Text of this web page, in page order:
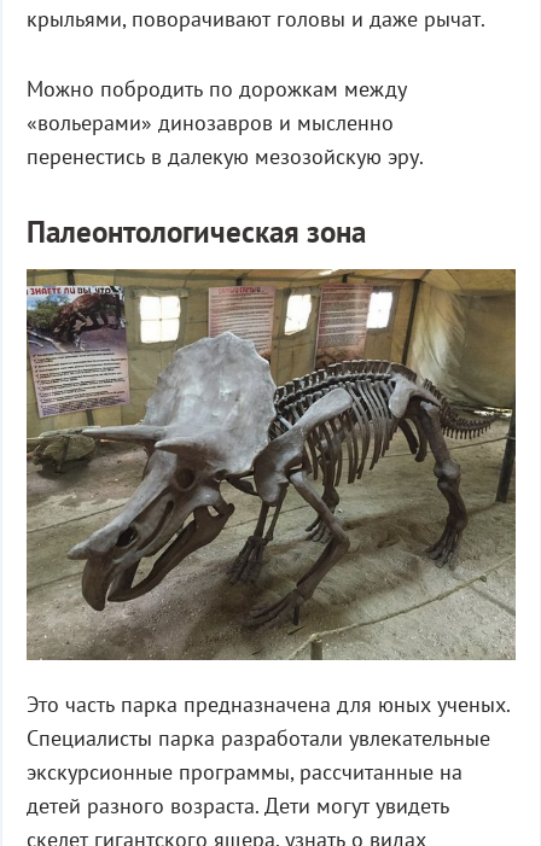
крыльями, поворачивают головы и даже рычат.
Можно побродить по дорожкам между
«вольерами» динозавров и мысленно
перенестись в далекую мезозойскую эру.
Палеонтологическая зона
Это часть парка предназначена для юных ученых.
Специалисты парка разработали увлекательные
экскурсионные программы, рассчитанные на
детей разного возраста. Дети могут увидеть
скелет гигантского ящера, узнать о видах